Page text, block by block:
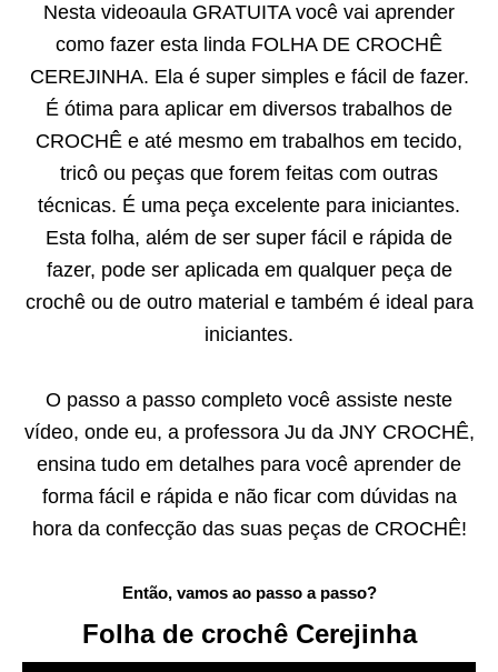
Nesta videoaula GRATUITA você vai aprender
como fazer esta linda FOLHA DE CROCHÊ
CEREJINHA. Ela é super simples e fácil de fazer.
É ótima para aplicar em diversos trabalhos de
CROCHÊ e até mesmo em trabalhos em tecido,
tricô ou peças que forem feitas com outras
técnicas. É uma peça excelente para iniciantes.
Esta folha, além de ser super fácil e rápida de
fazer, pode ser aplicada em qualquer peça de
crochê ou de outro material e também é ideal para
iniciantes.
O passo a passo completo você assiste neste
vídeo, onde eu, a professora Ju da JNY CROCHÊ,
ensina tudo em detalhes para você aprender de
forma fácil e rápida e não ficar com dúvidas na
hora da confecção das suas peças de CROCHÊ!
Então, vamos ao passo a passo?
Folha de crochê Cerejinha